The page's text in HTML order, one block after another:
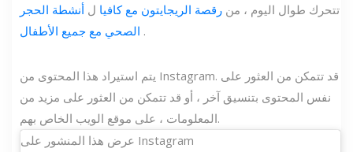
تتحرك طوال اليوم ، من رقصة الريجايتون مع كافيا ل أنشطة الحجر
الصحي مع جميع الأطفال .
يتم استيراد هذا المحتوى من Instagram. قد تتمكن من العثور على
نفس المحتوى بتنسيق آخر ، أو قد تتمكن من العثور على مزيد من
المعلومات ، على موقع الويب الخاص بهم.
عرض هذا المنشور على Instagram